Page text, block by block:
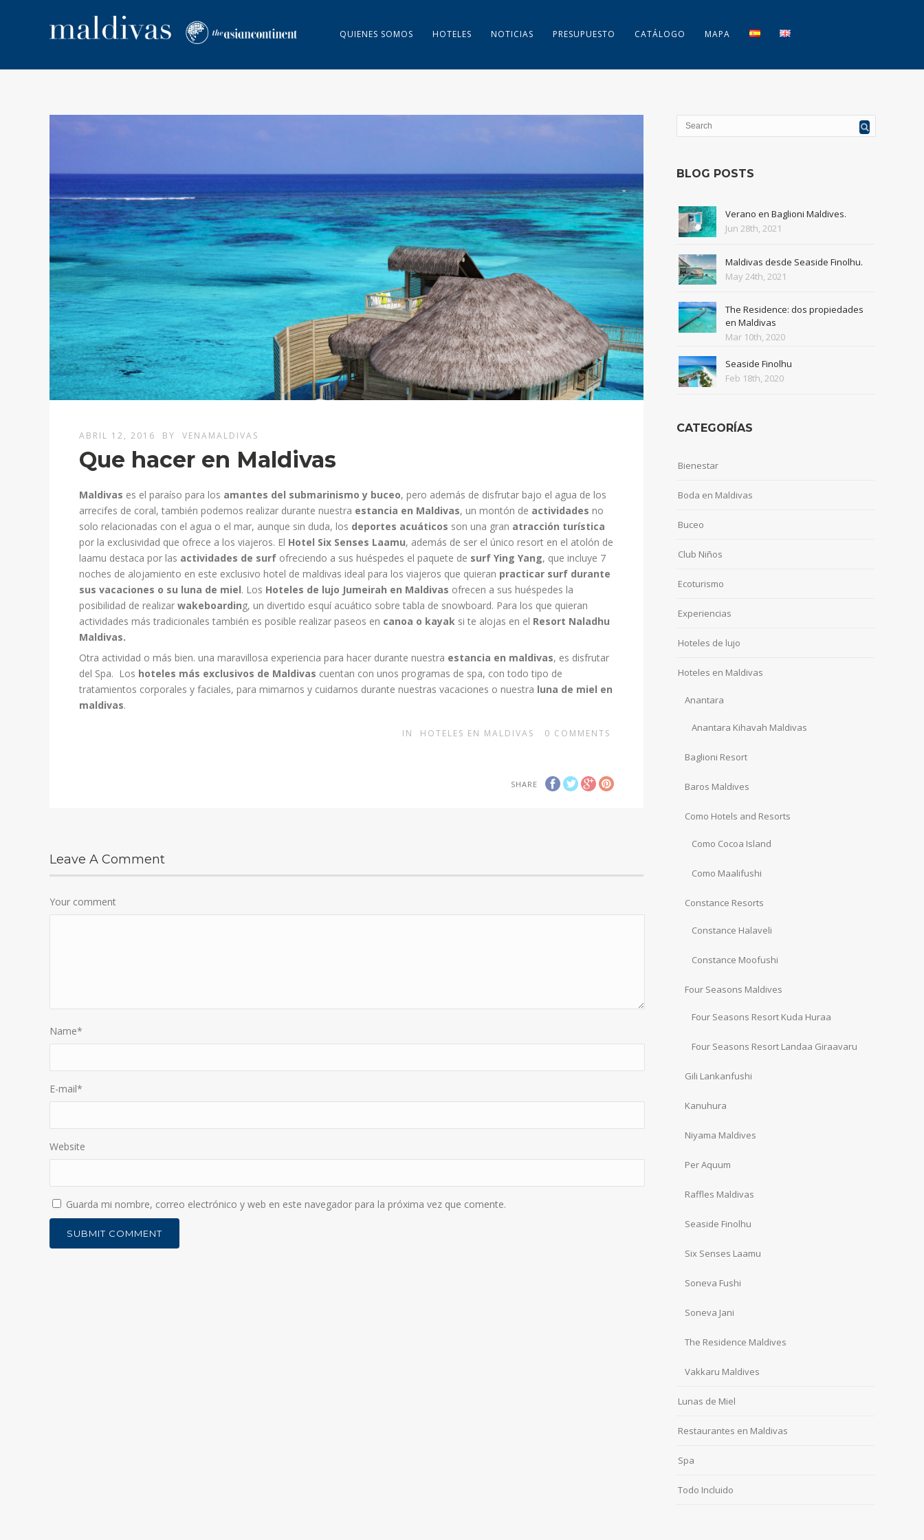
QUIENES SOMOS HOTELES NOTICIAS PRESUPUESTO CATÁLOGO MAPA
ABRIL 12, 2016 BY VENAMALDIVAS
Que hacer en Maldivas
Maldivas es el paraíso para los amantes del submarinismo y buceo, pero además de disfrutar bajo el agua de los
arrecifes de coral, también podemos realizar durante nuestra estancia en Maldivas, un montón de actividades no
solo relacionadas con el agua o el mar, aunque sin duda, los deportes acuáticos son una gran atracción turística
por la exclusividad que ofrece a los viajeros. El Hotel Six Senses Laamu, además de ser el único resort en el atolón de
laamu destaca por las actividades de surf ofreciendo a sus huéspedes el paquete de surf Ying Yang, que incluye 7
noches de alojamiento en este exclusivo hotel de maldivas ideal para los viajeros que quieran practicar surf durante
sus vacaciones o su luna de miel. Los Hoteles de lujo Jumeirah en Maldivas ofrecen a sus huéspedes la
posibilidad de realizarwakeboarding, un divertido esquí acuático sobre tabla de snowboard. Para los que quieran
actividades más tradicionales también es posible realizar paseos en canoa o kayak si te alojas en el Resort Naladhu
Maldivas.
Otra actividad o más bien. una maravillosa experiencia para hacer durante nuestra estancia en maldivas, es disfrutar
del Spa. Los hoteles más exclusivos de Maldivas cuentan con unos programas de spa, con todo tipo de
tratamientos corporales y faciales, para mimarnos y cuidarnos durante nuestras vacaciones o nuestra luna de miel en
maldivas.
IN HOTELES EN MALDIVAS 0 COMMENTS
SHARE
Leave A Comment
Your comment
Name*
E-mail*
Website
Guarda mi nombre, correo electrónico y web en este navegador para la próxima vez que comente.
BLOG POSTS
Verano en Baglioni Maldives.
Jun 28th, 2021
Maldivas desde Seaside Finolhu.
May 24th, 2021
The Residence: dos propiedades
en Maldivas
Mar 10th, 2020
Seaside Finolhu
Feb 18th, 2020
CATEGORÍAS
Bienestar
Boda en Maldivas
Buceo
Club Niños
Ecoturismo
Experiencias
Hoteles de lujo
Hoteles en Maldivas
Anantara
Anantara Kihavah Maldivas
Baglioni Resort
Baros Maldives
Como Hotels and Resorts
Como Cocoa Island
Como Maalifushi
Constance Resorts
Constance Halaveli
Constance Moofushi
Four Seasons Maldives
Four Seasons Resort Kuda Huraa
Four Seasons Resort Landaa Giraavaru
Gili Lankanfushi
Kanuhura
Niyama Maldives
Per Aquum
Raffles Maldivas
Seaside Finolhu
Six Senses Laamu
Soneva Fushi
Soneva Jani
The Residence Maldives
Vakkaru Maldives
Lunas de Miel
Restaurantes en Maldivas
Spa
Todo Incluido